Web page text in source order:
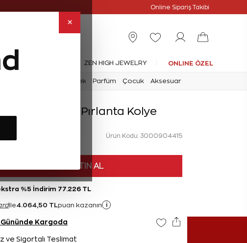
×
Online Sipariş Takibi
Özel Koleksiyonlar ZEN HIGH JEWELRY ONLINE ÖZEL
Erkek Parfüm Çocuk Aksesuar
Karat Reina Pırlanta Kolye
Ürün Kodu: 3000904415
HEMEN SATIN AL
%5 İndirim 77.226 TL
ile4.064,50 TL puan kazanın i
Gününde Kargoda
ve Sigortalı Teslimat